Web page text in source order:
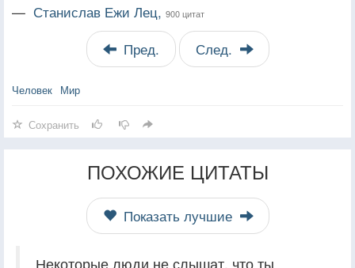
— Станислав Ежи Лец, 900 цитат
Пред. След.
Человек Мир
Сохранить
ПОХОЖИЕ ЦИТАТЫ
Показать лучшие
Некоторые люди не слышат, что ты